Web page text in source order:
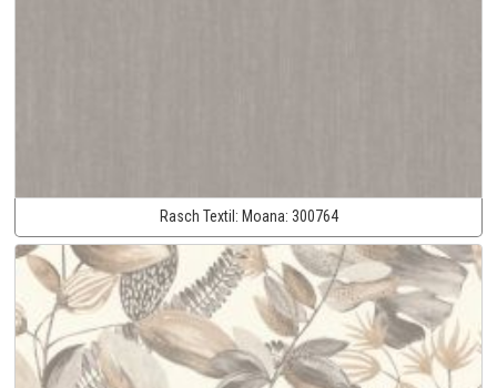
Rasch Textil: Moana: 300764